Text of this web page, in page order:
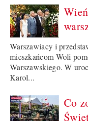
Warszawiacy i
mieszkańcom Woli
Warszawskiego. W
Karol...
Co